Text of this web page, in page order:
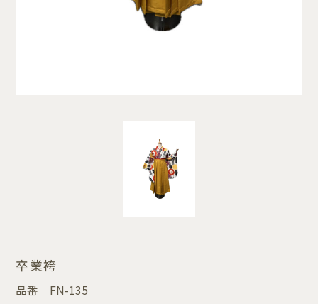
卒業袴
品番 FN-135